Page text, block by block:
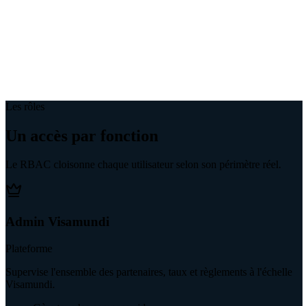
Les rôles
Un accès par fonction
Le RBAC cloisonne chaque utilisateur selon son périmètre réel.
Admin Visamundi
Plateforme
Supervise l'ensemble des partenaires, taux et règlements à l'échelle
Visamundi.